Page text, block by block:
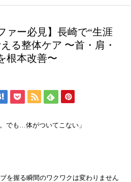
ァー必見】長崎で“生涯
る整体ケア 〜首・肩・
根本改善〜
でも…体がついてこない」
を握る瞬間のワクワクは変わりません